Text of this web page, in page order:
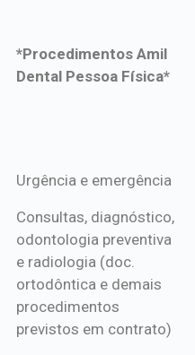
*Procedimentos Amil
Dental Pessoa Física*
*Procedimentos Amil
Urgência e emergência
Consultas, diagnóstico,
odontologia preventiva
e radiologia (doc.
ortodôntica e demais
procedimentos
previstos em contrato)